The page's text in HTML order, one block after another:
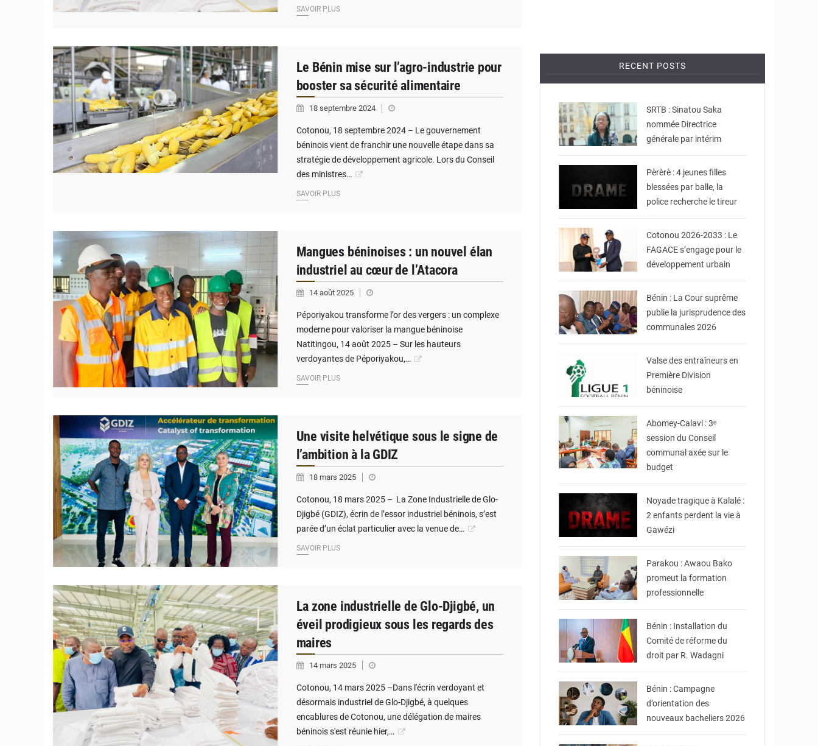
SAVOIR PLUS
Le Bénin mise sur l’agro-industrie pour
booster sa sécurité alimentaire
18 septembre 2024
Cotonou, 18 septembre 2024 – Le gouvernement
béninois vient de franchir une nouvelle étape dans sa
stratégie de développement agricole. Lors du Conseil
des ministres…
SAVOIR PLUS
Mangues béninoises : un nouvel élan
industriel au cœur de l’Atacora
14 août 2025
Péporiyakou transforme l’or des vergers : un complexe
moderne pour valoriser la mangue béninoise
Natitingou, 14 août 2025 – Sur les hauteurs
verdoyantes de Péporiyakou,…
SAVOIR PLUS
Une visite helvétique sous le signe de
l’ambition à la GDIZ
18 mars 2025
Cotonou, 18 mars 2025 – La Zone Industrielle de Glo-
Djigbé (GDIZ), écrin de l’essor industriel béninois, s’est
parée d’un éclat particulier avec la venue de…
SAVOIR PLUS
La zone industrielle de Glo-Djigbé, un
éveil prodigieux sous les regards des
maires
14 mars 2025
Cotonou, 14 mars 2025 –Dans l'écrin verdoyant et
désormais industriel de Glo-Djigbé, à quelques
encablures de Cotonou, une délégation de maires
béninois s'est réunie hier,…
RECENT POSTS
SRTB : Sinatou Saka
nommée Directrice
générale par intérim
Pèrèrè : 4 jeunes filles
blessées par balle, la
police recherche le tireur
Cotonou 2026-2033 : Le
FAGACE s’engage pour le
développement urbain
© La Cour suprême du
Bénin : La Cour suprême
publie la jurisprudence des
communales 2026
Valse des entraîneurs en
Première Division
béninoise
© Mairie d'Abomey-
Abomey-Calavi : 3ᵉ
session du Conseil
communal axée sur le
budget
Noyade tragique à Kalalé :
2 enfants perdent la vie à
Gawézi
Parakou : Awaou Bako
promeut la formation
professionnelle
Bénin : Installation du
Comité de réforme du
droit par R. Wadagni
Bénin : Campagne
d’orientation des
nouveaux bacheliers 2026